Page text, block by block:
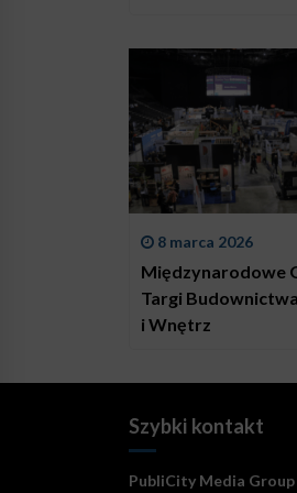
8 marca 2026
Międzynarodowe
Targi
i Wnętrz
Szybki kontakt
PubliCity Media Group